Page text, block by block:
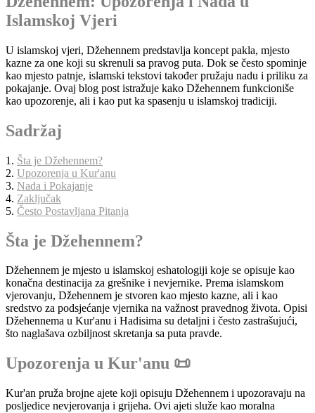
Islamskoj Vjeri
U islamskoj vjeri, Džehennem predstavlja koncept pakla, mjesto
kazne za one koji su skrenuli sa pravog puta. Dok se često spominje
kao mjesto patnje, islamski tekstovi također pružaju nadu i priliku za
pokajanje. Ovaj blog post istražuje kako Džehennem funkcioniše
kao upozorenje, ali i kao put ka spasenju u islamskoj tradiciji.
Sadržaj
1. Šta je Džehennem?
2. Upozorenja u Kur'anu
3. Nada i Pokajanje
4. Zaključak
5. Često Postavljana Pitanja
Šta je Džehennem?
Džehennem je mjesto u islamskoj eshatologiji koje se opisuje kao
konačna destinacija za grešnike i nevjernike. Prema islamskom
vjerovanju, Džehennem je stvoren kao mjesto kazne, ali i kao
sredstvo za podsjećanje vjernika na važnost pravednog života. Opisi
Džehennema u Kur'anu i Hadisima su detaljni i često zastrašujući,
što naglašava ozbiljnost skretanja sa puta pravde.
Upozorenja u Kur'anu 📜
Kur'an pruža brojne ajete koji opisuju Džehennem i upozoravaju na
posljedice nevjerovanja i grijeha. Ovi ajeti služe kao moralna